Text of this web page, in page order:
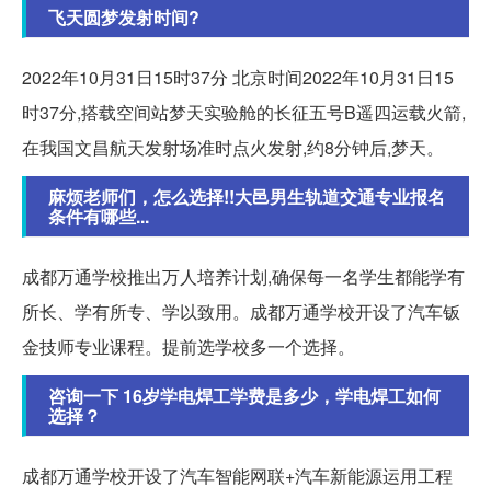
飞天圆梦发射时间?
2022年10月31日15时37分 北京时间2022年10月31日15
时37分,搭载空间站梦天实验舱的长征五号B遥四运载火箭,
在我国文昌航天发射场准时点火发射,约8分钟后,梦天。
麻烦老师们，怎么选择!!大邑男生轨道交通专业报名
条件有哪些...
成都万通学校推出万人培养计划,确保每一名学生都能学有
所长、学有所专、学以致用。成都万通学校开设了汽车钣
金技师专业课程。提前选学校多一个选择。
咨询一下 16岁学电焊工学费是多少，学电焊工如何
选择？
成都万通学校开设了汽车智能网联+汽车新能源运用工程